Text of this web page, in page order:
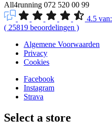
All4running 072 520 00 99
4.5 van:
( 25819 beoordelingen )
Algemene Voorwaarden
Privacy
Cookies
Facebook
Instagram
Strava
Select a store